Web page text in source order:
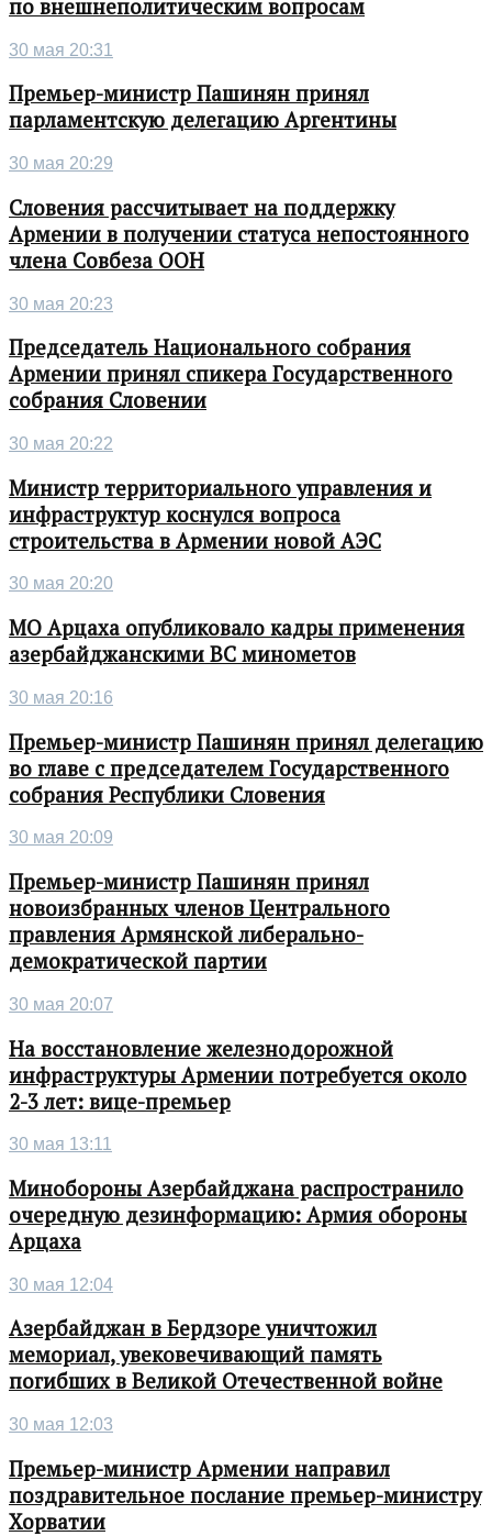
по внешнеполитическим вопросам
30 мая 20:31
Премьер-министр Пашинян принял
парламентскую делегацию Аргентины
30 мая 20:29
Словения рассчитывает на поддержку
Армении в получении статуса непостоянного
члена Совбеза ООН
30 мая 20:23
Председатель Национального собрания
Армении принял спикера Государственного
собрания Словении
30 мая 20:22
Министр территориального управления и
инфраструктур коснулся вопроса
строительства в Армении новой АЭС
30 мая 20:20
МО Арцаха опубликовало кадры применения
азербайджанскими ВС минометов
30 мая 20:16
Премьер-министр Пашинян принял делегацию
во главе с председателем Государственного
собрания Республики Словения
30 мая 20:09
Премьер-министр Пашинян принял
новоизбранных членов Центрального
правления Армянской либерально-
демократической партии
30 мая 20:07
На восстановление железнодорожной
инфраструктуры Армении потребуется около
2-3 лет: вице-премьер
30 мая 13:11
Минобороны Азербайджана распространило
очередную дезинформацию: Армия обороны
Арцаха
30 мая 12:04
Азербайджан в Бердзоре уничтожил
мемориал, увековечивающий память
погибших в Великой Отечественной войне
30 мая 12:03
Премьер-министр Армении направил
поздравительное послание премьер-министру
Хорватии